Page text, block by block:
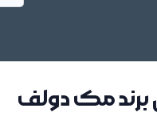
مک دولف